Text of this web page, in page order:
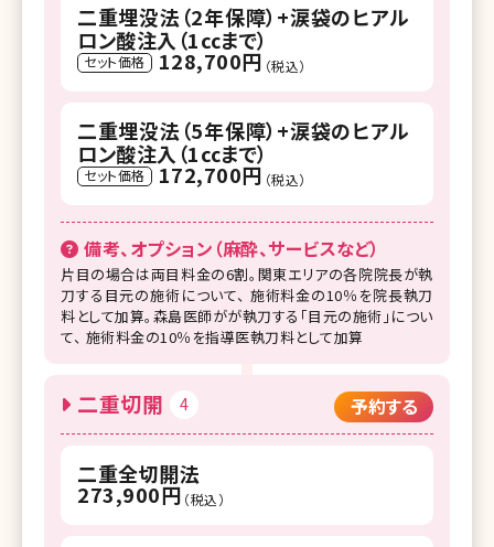
二重埋没法（2年保障）+涙袋のヒアル
ロン酸注入（1㏄まで）
セット価格 128,700円 （税込）
二重埋没法（5年保障）+涙袋のヒアル
ロン酸注入（1㏄まで）
セット価格 172,700円 （税込）
備考、オプション（麻酔、サービスなど）
片目の場合は両目料金の6割。関東エリアの各院院長が執
刀する目元の施術について、 施術料金の10％を院長執刀
料として加算。森島医師がが執刀する「目元の施術」につい
て、 施術料金の10％を指導医執刀料として加算
二重切開 4 予約する
二重全切開法
273,900円 （税込）